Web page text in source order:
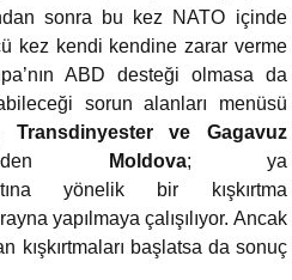
sonra bu kez NATO içinde
kez kendi kendine zarar verme
ABD desteği olmasa da
sorun alanları menüsü
Transdinyester ve Gagavuz
Moldova; ya
yönelik bir kışkırtma
yapılmaya çalışılıyor. Ancak
kışkırtmaları başlatsa da sonuç